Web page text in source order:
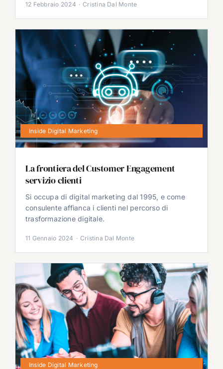
12 Febbraio 2024 · Cristina Dal Monte
Inside Digital Marketing
La frontiera del Customer Engagement
servizio clienti
Si occupa di digital marketing dal 1995, e come
consulente affianca i clienti nel percorso di
trasformazione digitale.
11 Gennaio 2024 · Cristina Dal Monte
Inside Digital Marketing